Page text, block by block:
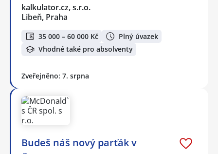
kalkulator.cz, s.r.o.
Libeň, Praha
35 000 – 60 000 Kč
Plný úvazek
Vhodné také pro absolventy
Zveřejněno: 7. srpna
Budeš náš nový parťák v